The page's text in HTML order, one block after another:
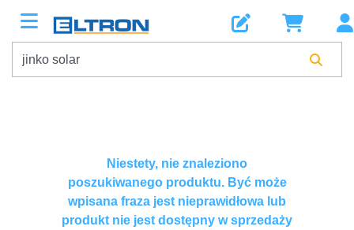
Niestety, nie znaleziono
poszukiwanego produktu. Być może
wpisana fraza jest nieprawidłowa lub
produkt nie jest dostępny w sprzedaży